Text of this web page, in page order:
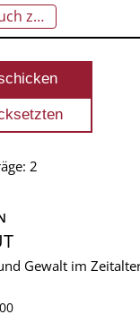
und Volk
2
Gewalt im